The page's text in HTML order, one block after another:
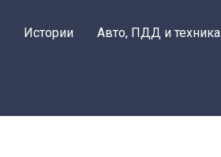
Истории Авто, ПДД и техника